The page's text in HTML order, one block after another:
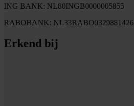
ING BANK: NL80INGB0000005855
RABOBANK: NL33RABO0329881426
Erkend bij